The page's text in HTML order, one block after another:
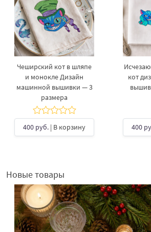
Чеширский кот в шляпе
и монокле Дизайн
машинной вышивки — 3
размера
400 руб. | В корзину
кот
400
Новые товары